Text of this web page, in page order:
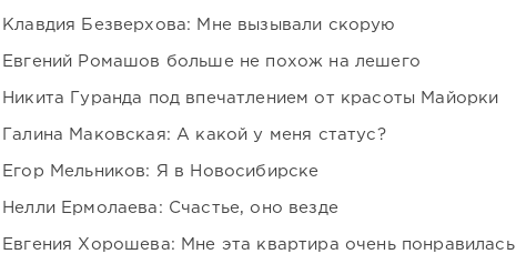
Клавдия Безверхова: Мне вызывали скорую
Евгений Ромашов больше не похож на лешего
Никита Гуранда под впечатлением от красоты Майорки
Галина Маковская: А какой у меня статус?
Егор Мельников: Я в Новосибирске
Нелли Ермолаева: Счастье, оно везде
Евгения Хорошева: Мне эта квартира очень понравилась